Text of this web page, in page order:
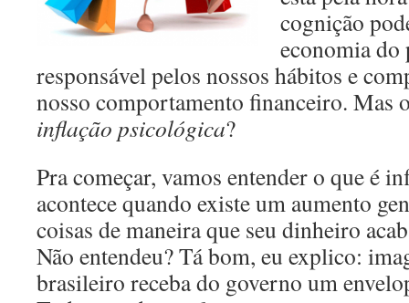
cognição
economia do
responsável pelos nossos hábitos e
nosso comportamento financeiro. Mas
inflação psicológica?
Pra começar, vamos entender o que é
acontece quando existe um aumento
coisas de maneira que seu dinheiro
Não entendeu? Tá bom, eu explico:
brasileiro receba do governo um